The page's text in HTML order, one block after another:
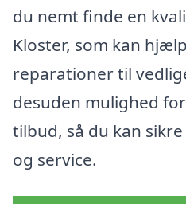
du nemt finde en
Kloster, som kan
reparationer til
desuden mulighed
tilbud, så du kan
og service.